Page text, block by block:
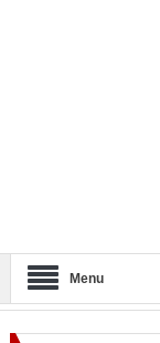
Menu